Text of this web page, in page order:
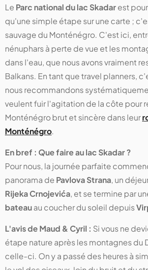
Le Parc national du lac Skadarest
qu'une simple étape sur une carte ;
sauvage du Monténégro. C'est ici,
nénuphars à perte de vue et les
dans l'eau, que nous avons vraiment
Balkans. En tant que travel planners,
nous recommandons
veulent fuir l'agitation de la côte pour
Monténégro brut et sincère dans leur
Monténégro.
En bref : Que faire au lac Skadar ?
Pour nous, la journée parfaite
panorama de Pavlova Strana, un
Rijeka Crnojevića, et se termine par
bateauau coucher du soleil depuis
L'avis de Maud & Cyril : Si vous ne
étape nature après les montagnes du
celle-ci. On y a passé des heures à